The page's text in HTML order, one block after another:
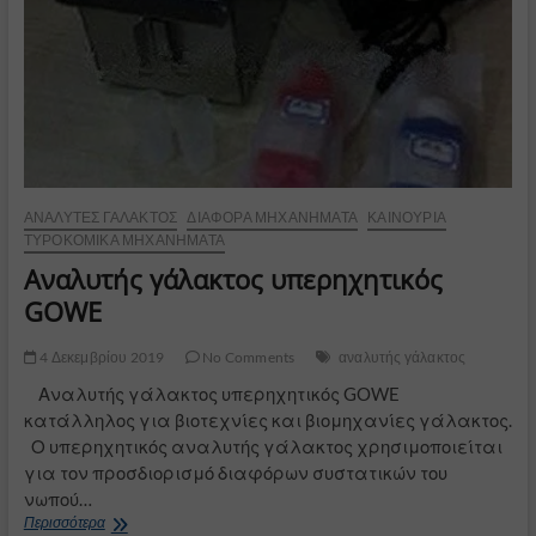
ΑΝΑΛΥΤΈΣ ΓΆΛΑΚΤΟΣ ΔΙΆΦΟΡΑ ΜΗΧΑΝΉΜΑΤΑ
ΚΑΙΝΟΎΡΙΑ
ΤΥΡΟΚΟΜΙΚΆ ΜΗΧΑΝΉΜΑΤΑ
Αναλυτής γάλακτος υπερηχητικός
GOWE
4 Δεκεμβρίου 2019 No Comments αναλυτής γάλακτος
Αναλυτής γάλακτος υπερηχητικός GOWE
κατάλληλος για βιοτεχνίες και βιομηχανίες γάλακτος.
Ο υπερηχητικός αναλυτής γάλακτος χρησιμοποιείται
για τον προσδιορισμό διαφόρων συστατικών του
νωπού…
ΠερισσότεραΑναλυτής